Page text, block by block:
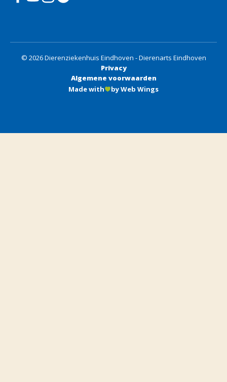
© 2026 Dierenziekenhuis Eindhoven - Dierenarts Eindhoven
Privacy
Algemene voorwaarden
Made with
by Web Wings